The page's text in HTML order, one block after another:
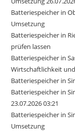
Batteriespeicher in
Umsetzung
Batteriespeicher in
prüfen lassen
Batteriespeicher in
Wirtschaftlichkeit
Batteriespeicher in
Batteriespeicher in
23.07.2026 03:21
Batteriespeicher in
Umsetzung